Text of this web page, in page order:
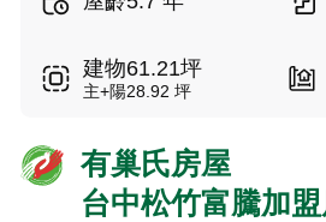
建物61.21坪
主+陽28.92 坪
有巢氏房屋
台中松竹富騰加